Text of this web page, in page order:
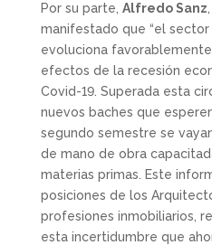
Por su parte, Alfredo Sanz
manifestado que “el
evoluciona
efectos de la recesión
Covid-19. Superada esta
nuevos baches que
segundo semestre se
de mano de obra
materias primas. Este
posiciones de los
profesiones inmobiliarios,
esta incertidumbre que